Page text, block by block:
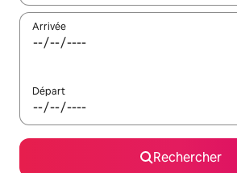
Arrivée
Départ
Rechercher